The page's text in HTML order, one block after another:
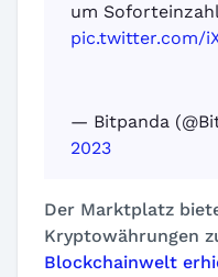
um
pic.twitter.com/
— Bitpanda
2023
Der Marktplatz
Kryptowährungen
Blockchainwelt